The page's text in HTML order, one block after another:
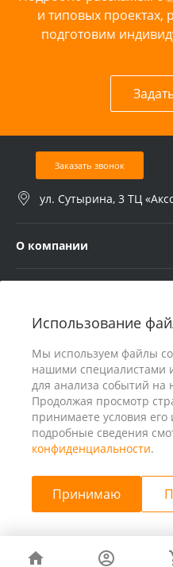
Использование
Мы используем файлы
нашими специалистами
для анализа событий на
Продолжая просмотр
принимаете условия его
подробные сведения
конфиденциальности.
Принимаю
и типовых проектах,
подготовим
Заказать звонок
ул. Сутырина, 3 ТЦ
О компании
© 2026 ООО «25